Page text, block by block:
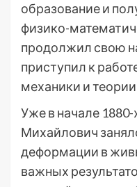
образование и
физико-
продолжил свою
приступил к
механики и
Уже в начале
Михайлович
деформации в
важных